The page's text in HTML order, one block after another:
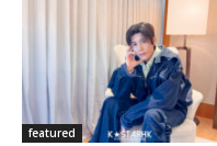
featured